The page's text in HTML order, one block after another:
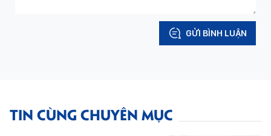
GỬI BÌNH LUẬN
TIN CÙNG CHUYÊN MỤC